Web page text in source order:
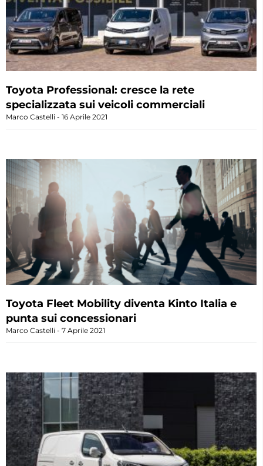
Toyota Professional: cresce la rete
specializzata sui veicoli commerciali
Marco Castelli 16 Aprile 2021
Toyota Fleet Mobility diventa Kinto Italia e
punta sui concessionari
Marco Castelli 7 Aprile 2021